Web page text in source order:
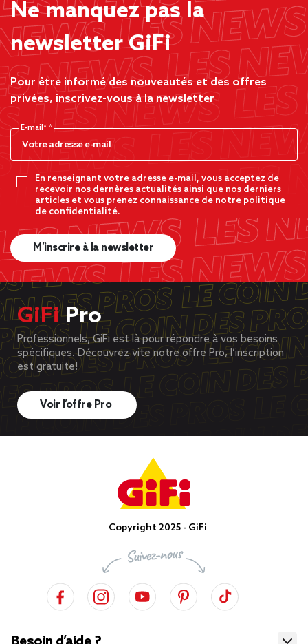
Ne manquez pas la
newsletter GiFi
Pour être informé des nouveautés et des offres
privées, inscrivez-vous à la newsletter
E-mail*
En renseignant votre adresse e-mail, vous acceptez de
recevoir nos dernères actualités ainsi que nos derniers
articles et vous prenez connaissance de notre politique
de confidentialité.
M’inscrire à la newsletter
GiFiPro
Professionnels, GiFi est là pour répondre à vos besoins
spécifiques. Découvrez vite notre offre Pro, l’inscription
est gratuite!
Voir l’offre Pro
Copyright 2025 - GiFi